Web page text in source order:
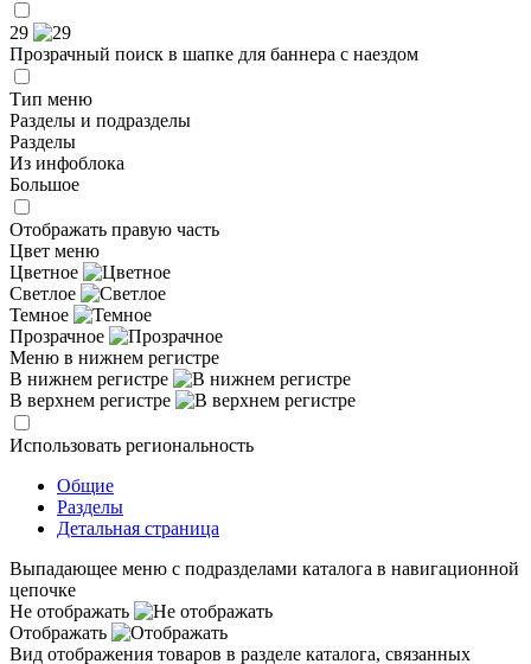
29
Прозрачный поиск в шапке для баннера с наездом
Тип меню
Разделы и подразделы
Разделы
Из инфоблока
Большое
Отображать правую часть
Цвет меню
Цветное
Светлое
Темное
Прозрачное
Меню в нижнем регистре
В нижнем регистре
В верхнем регистре
Использовать региональность
Общие
Разделы
Детальная страница
Выпадающее меню с подразделами каталога в навигационной
цепочке
Не отображать
Отображать
Вид отображения товаров в разделе каталога, связанных